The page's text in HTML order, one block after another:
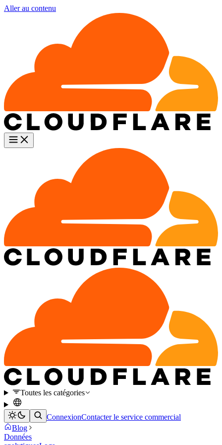
Aller au contenu
Toutes les catégories
ConnexionContacter le service commercial
Blog
Données